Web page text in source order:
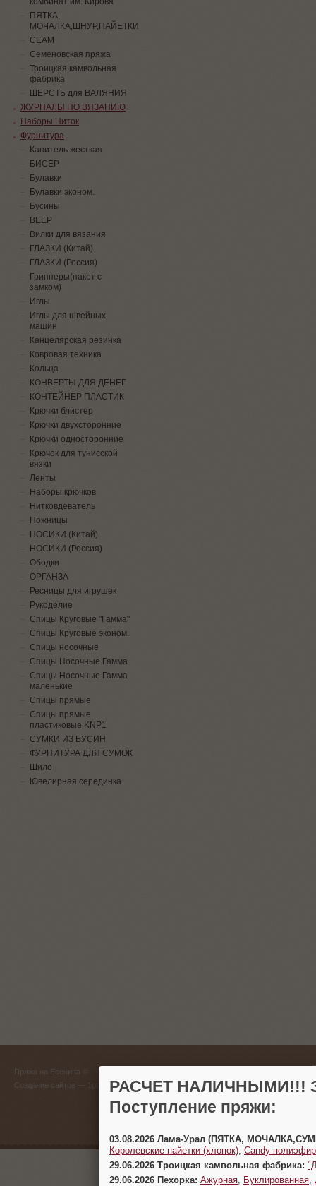
ПЯТКА,
МОЧАЛКА,ШНУР,ПАЙЕТКИ
СЕАМ
Семеновская пряжа
Троицкая камвольная
фабрика
ШЕРСТЬ для ВАЛЯНИЯ
ЖУРНАЛЫ ПО ВЯЗАНИЮ
Наборы Ниток
Фурнитура
Канитель жесткая
БИСЕР
Булавки
Булавки эконом.
Бусины
ВЕЕР
Вилки для вязания
ГЛАЗКИ (Китай)
ГЛАЗКИ (Россия)
Грипперы(пакет с
замком)
Иглы
Иглы для швейных
машин
Канцелярская резинка
Ковровая техника
Кольца
КОНВЕРТЫ ДЛЯ ДЕНЕГ
КОНТЕЙНЕР ПЛАСТИК
Крючки блистер
Крючки двухсторонние
Крючки односторонние
Крючок для тунисской
вязки
Ленты
Наборы крючков
Нитковдеватель
Ножницы
НОСИКИ (Китай)
НОСИКИ (Россия)
Ободки
ОРГАНЗА
Ресницы для игрушек
Рукоделие
Спицы Круговые "Гамма"
Спицы Круговые эконом.
Спицы носочные
Спицы Носочные Гамма
Спицы Носочные Гамма
маленькие
Спицы прямые
Спицы прямые
пластиковые KNP1
СУМКИ ИЗ БУСИН
ФУРНИТУРА ДЛЯ СУМОК
Шило
Ювелирная серединка
Пряжа на Есенина ©
Создание сайтов
(383)
г.
РАСЧЕТ НАЛИЧНЫМИ!!!
Поступление пряжи:
03.08.2026 Лама-Урал (ПЯТКА,
Королевские пайетки (хлопок) Candy
29.06.2026 Троицкая камвольная фабрика:
29.06.2026 Пехорка: Ажурная Буклированная